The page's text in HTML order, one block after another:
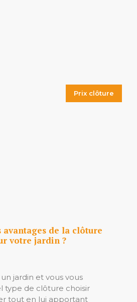
Prix clôture
avantages de la clôture
votre jardin ?
jardin et vous vous
type de clôture choisir
tout en lui apportant